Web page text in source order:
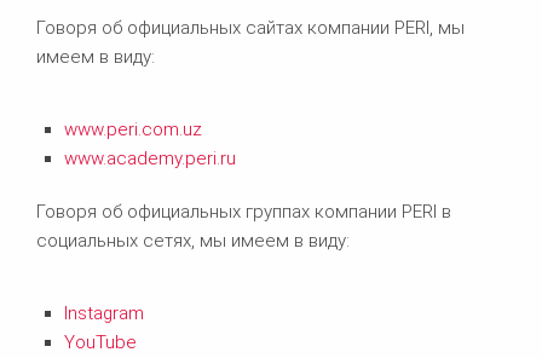
Говоря об официальных сайтах компании PERI, мы
имеем в виду:
www.peri. com.uz
www.academy.peri.ru
Говоря об официальных группах компании PERI в
социальных сетях, мы имеем в виду:
Instagram
YouTube